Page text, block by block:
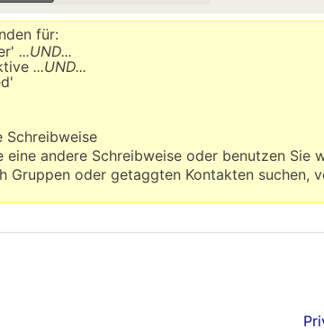
für:
...UND...
...UND...
Schreibweise
eine andere Schreibweise oder benutzen Sie
Gruppen oder getaggten Kontakten suchen,